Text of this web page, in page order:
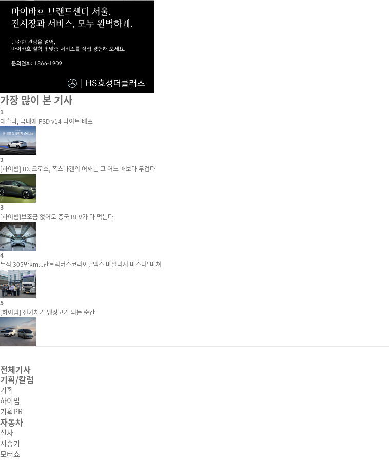
가장 많이 본 기사
1
테슬라, 국내에 FSD v14 라이트 배포
2
[하이빔] ID. 크로스, 폭스바겐의 어깨는 그 어느 때보다 무겁다
3
[하이빔]보조금 없어도 중국 BEV가 다 먹는다
4
누적 305만km...만트럭버스코리아, ‘맥스 마일리지 마스터’ 마쳐
5
[하이빔] 전기차가 냉장고가 되는 순간
전체기사
기획/칼럼
기획
하이빔
기획PR
자동차
신차
시승기
모터쇼